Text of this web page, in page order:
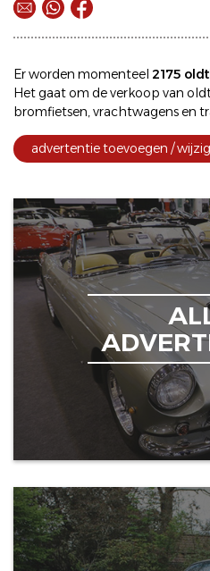
Er worden momenteel 2175
Het gaat om deverkoop van
bromfietsen,vrachtwagens en
advertentie toevoegen /